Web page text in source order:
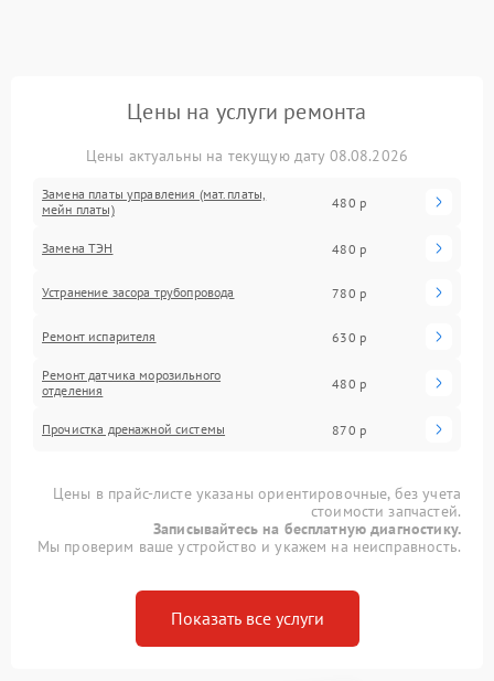
Цены на услуги ремонта
Цены актуальны на текущую дату 08.08.2026
Замена платы управления (мат.платы,
мейн платы)
480 р
Замена ТЭН 480 р
Устранение засора трубопровода 780 р
Ремонт испарителя 630 р
Ремонт датчика морозильного
отделения
480 р
Прочистка дренажной системы 870 р
Цены в прайс-листе указаны ориентировочные, без учета
стоимости запчастей.
Записывайтесь на бесплатную диагностику.
Мы проверим ваше устройство и укажем на неисправность.
Показать все услуги